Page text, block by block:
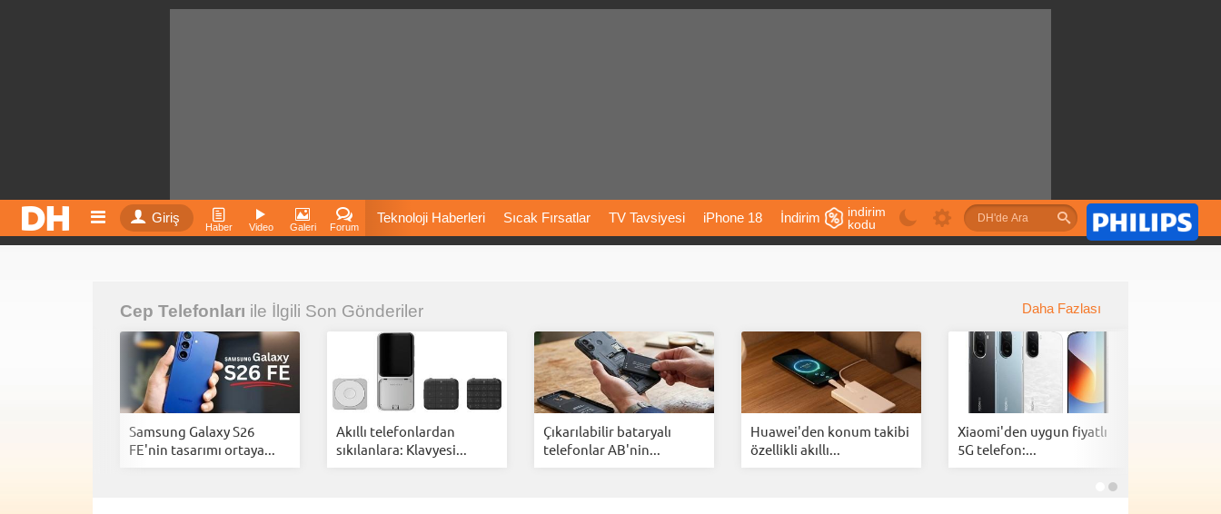
Giriş
Haber Video Galeri Forum
Teknoloji Haberleri Sıcak Fırsatlar TV Tavsiyesi iPhone 18 İndirim
Fiyatları
İnstagram İnstagram Çöktü Mü
indirim
kodu
Cep Telefonları ile İlgili Son Gönderiler Daha Fazlası
Samsung Galaxy S26
FE'nin tasarımı ortaya...
Akıllı telefonlardan
sıkılanlara: Klavyesi...
Çıkarılabilir bataryalı
telefonlar AB'nin...
Huawei'den konum takibi
özellikli akıllı...
Xiaomi'den uygun fiyatlı
5G telefon:...